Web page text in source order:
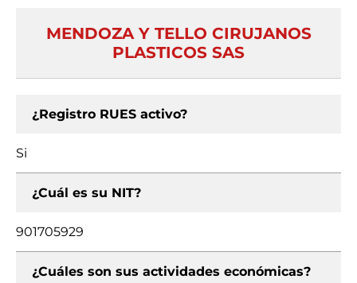
MENDOZA Y TELLO CIRUJANOS
PLASTICOS SAS
¿Registro RUES activo?
Si
¿Cuál es su NIT?
901705929
¿Cuáles son sus actividades económicas?